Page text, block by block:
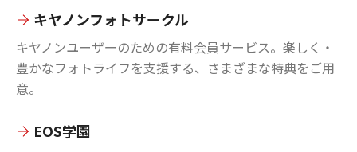
キヤノンフォトサークル
キヤノンユーザーのための有料会員サービス。楽しく・
豊かなフォトライフを支援する、さまざまな特典をご用
意。
EOS学園